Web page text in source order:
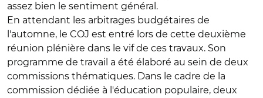
assez bien le sentiment général.
En attendant les arbitrages budgétaires de
l'automne, le COJ est entré lors de cette deuxième
réunion plénière dans le vif de ces travaux. Son
programme de travail a été élaboré au sein de deux
commissions thématiques. Dans le cadre de la
commission dédiée à l'éducation populaire, deux